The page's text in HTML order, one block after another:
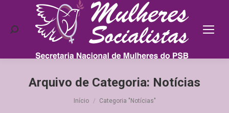
Search:
Arquivo de Categoria: Notícias
Você está aqui:
Início Categoria "Notícias"